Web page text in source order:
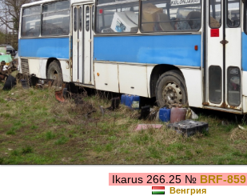
Ikarus 266.25 № BRF-859
Венгрия